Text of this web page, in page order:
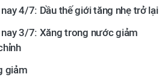
4/7: Dầu thế giới tăng nhẹ trở lại
3/7: Xăng trong nước giảm
giảm